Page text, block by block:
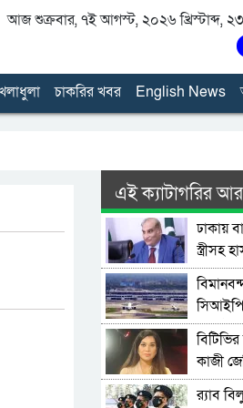
আজ শুক্রবার, ৭ই আগস্ট, ২০২৬ খ্রিস্টাব্দ,
চাকরির খবর English News
এই ক্যাটাগরির
ঢাকায়
স্ত্রীসহ
নির্দেশ
কাজী
র‍্যাব